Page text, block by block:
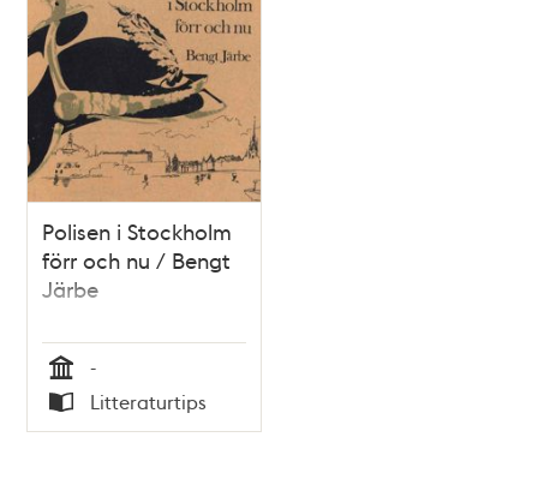
Polisen i Stockholm
förr och nu / Bengt
Järbe
Tid
-
Typ
Litteraturtips